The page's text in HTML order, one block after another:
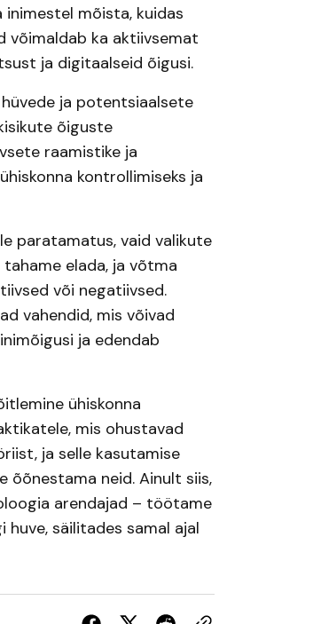
mõista, kuidas
võimaldab ka aktiivsemat
ja digitaalseid õigusi.
ja potentsiaalsete
õiguste
raamistike ja
kontrollimiseks ja
paratamatus, vaid valikute
elada, ja võtma
või negatiivsed.
vahendid, mis võivad
ja edendab
ühiskonna
mis ohustavad
ja selle kasutamise
õõnestama neid. Ainult siis,
arendajad – töötame
huve, säilitades samal ajal